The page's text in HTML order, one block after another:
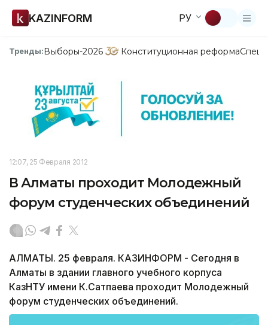
KAZINFORM РУ
Тренды:Выборы-2026 Конституционная реформа
12:07, 25 Февраля 2012
В Алматы проходит Молодежный
форум студенческих объединений
АЛМАТЫ. 25 февраля. КАЗИНФОРМ - Сегодня в
Алматы в здании главного учебного корпуса
КазНТУ имени К.Сатпаева проходит Молодежный
форум студенческих объединений.